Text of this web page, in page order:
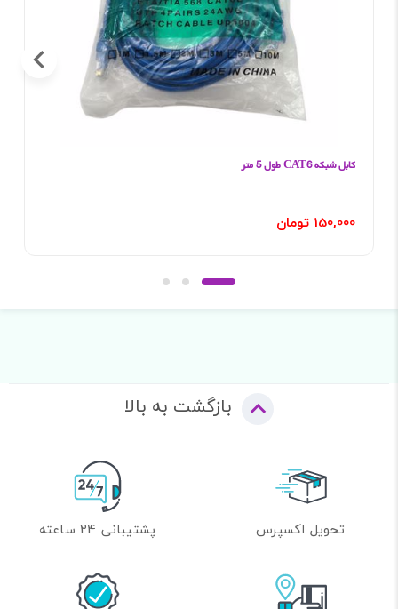
کابل شبکه CAT6 طول 5 متر
150,000 تومان
بازگشت به بالا
تحویل اکسپرس پشتیبانی 24 ساعته